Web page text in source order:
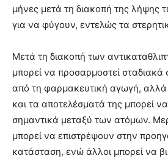
μήνες μετά τη διακοπή της λήψης
για να φύγουν, εντελώς τα
Μετά τη διακοπή των
μπορεί να προσαρμοστεί σταδιακά
από τη φαρμακευτική αγωγή, αλλά
και τα αποτελέσματά της μπορεί
σημαντικά μεταξύ των ατόμων.
μπορεί να επιστρέψουν στην
κατάσταση, ενώ άλλοι μπορεί να